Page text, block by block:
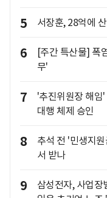
5 서장훈, 28억에
6
[주간 특산물] 폭
무'
7
'추진위원장 해
대행 체제 승인
8
추석 전 '민생지
서 받나
9
삼성전자, 사업